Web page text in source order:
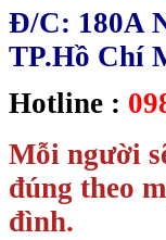
Đ/C: 180A
TP.Hồ Chí
Hotline :
Mỗi người
đúng theo
đình.